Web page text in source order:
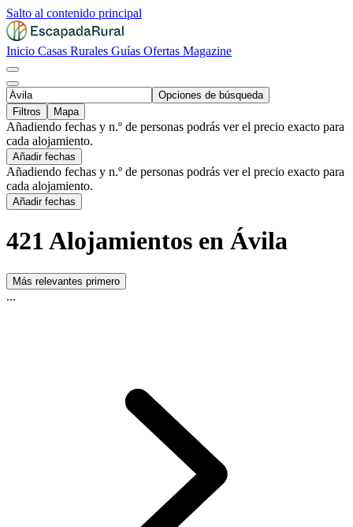
Salto al contenido principal
Inicio Casas Rurales Guías Ofertas Magazine
Opciones de búsqueda
Filtros
Mapa
Añadiendo fechas y n.º de personas podrás ver el precio exacto para
cada alojamiento.
Añadir fechas
Añadiendo fechas y n.º de personas podrás ver el precio exacto para
cada alojamiento.
Añadir fechas
421 Alojamientos en Ávila
Más relevantes primero
...